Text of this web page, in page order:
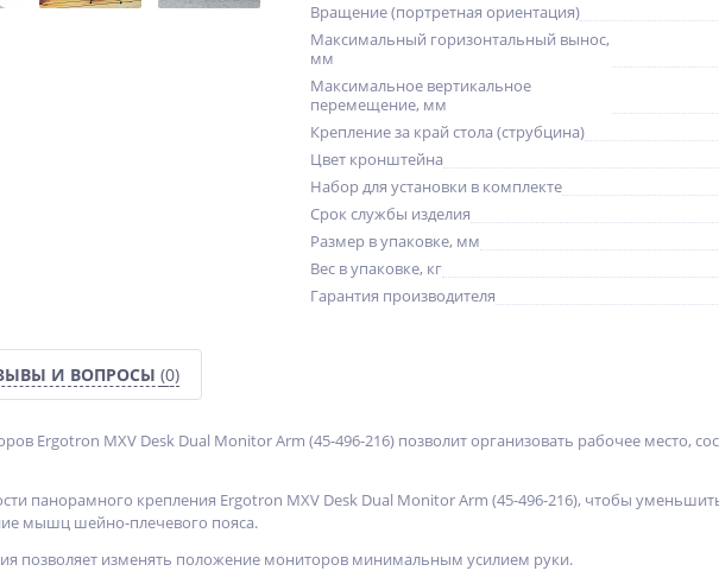
Вращение (портретная ориентация)
Максимальный горизонтальный вынос,
мм
Максимальное вертикальное
перемещение, мм
Крепление за край стола (струбцина)
Цвет кронштейна
Набор для установки в комплекте
Срок службы изделия
Размер в упаковке, мм
Вес в упаковке, кг
Гарантия производителя
И ВОПРОСЫ (0)
Ergotron MXV Desk Dual Monitor Arm (45-496-216) позволит организовать рабочее место,
панорамного крепления Ergotron MXV Desk Dual Monitor Arm (45-496-216), чтобы
мышц шейно-плечевого пояса.
позволяет изменять положение мониторов минимальным усилием руки.